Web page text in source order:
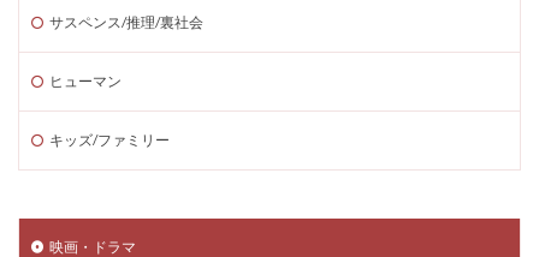
サスペンス/推理/裏社会
ヒューマン
キッズ/ファミリー
映画・ドラマ